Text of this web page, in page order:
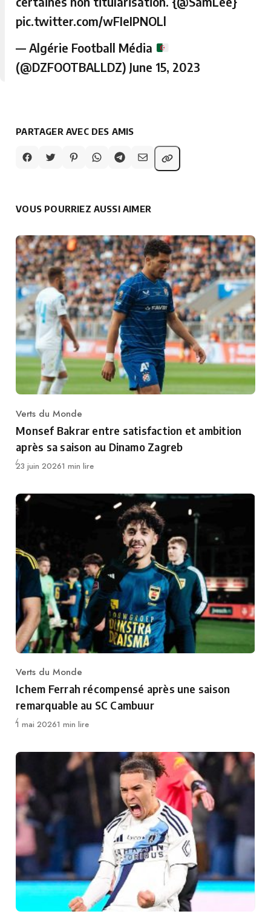
pic.twitter.com/wFIeIPNOLl
— Algérie Football Média
(@DZFOOTBALLDZ) June 15, 2023
PARTAGER AVEC DES AMIS
VOUS POURRIEZ AUSSI AIMER
Category
Verts du Monde
Monsef Bakrar entre satisfaction et ambition
après sa saison au Dinamo Zagreb
Publié
23 juin 20261 min lire
Category
Verts du Monde
Ichem Ferrah récompensé après une saison
remarquable au SC Cambuur
Publié
1 mai 20261 min lire